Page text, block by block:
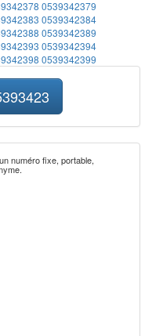
0539342379
0539342384
0539342389
0539342394
0539342399
numéro fixe, portable,